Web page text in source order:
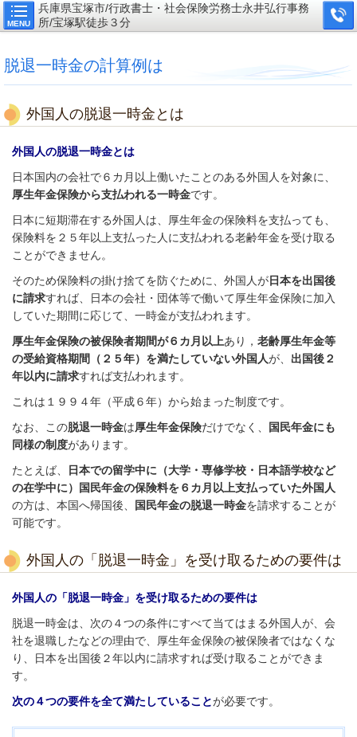
MENU
兵庫県宝塚市/行政書士・社会保険労務士永井弘行事務
所/宝塚駅徒歩３分
脱退一時金の計算例は
外国人の脱退一時金とは
外国人の脱退一時金とは
日本国内の会社で６カ月以上働いたことのある外国人を対象に、
厚生年金保険から支払われる一時金です。
日本に短期滞在する外国人は、厚生年金の保険料を支払っても、
保険料を２５年以上支払った人に支払われる老齢年金を受け取る
ことができません。
そのため保険料の掛け捨てを防ぐために、外国人が日本を出国後
に請求すれば、日本の会社・団体等で働いて厚生年金保険に加入
していた期間に応じて、一時金が支払われます。
厚生年金保険の被保険者期間が６カ月以上あり， 老齢厚生年金等
の受給資格期間（２５年）を満たしていない外国人が、 出国後２
年以内に請求すれば支払われます。
これは１９９４年（平成６年）から始まった制度です。
なお、この脱退一時金は厚生年金保険だけでなく、
国民年金にも
同様の制度があります。
たとえば、
日本での留学中に（大学・専修学校・日本語学校など
の在学中に）国民年金の保険料を６カ月以上支払っていた外国人
の方は、本国へ帰国後、
国民年金の脱退一時金を請求することが
可能です。
外国人の「脱退一時金」を受け取るための要件は
外国人の「脱退一時金」を受け取るための要件は
脱退一時金は、次の４つの条件にすべて当てはまる外国人が、会
社を退職したなどの理由で、厚生年金保険の被保険者ではなくな
り、日本を出国後２年以内に請求すれば受け取ることができま
す。
次の４つの要件を全て満たしていることが必要です。